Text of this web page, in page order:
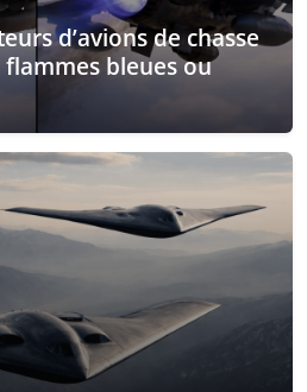
d’avions de chasse
bleues ou